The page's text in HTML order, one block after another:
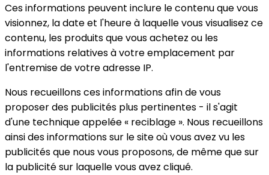
Ces informations peuvent inclure le contenu que vous
visionnez, la date et l'heure à laquelle vous visualisez ce
contenu, les produits que vous achetez ou les
informations relatives à votre emplacement par
l'entremise de votre adresse IP.
Nous recueillons ces informations afin de vous
proposer des publicités plus pertinentes - il s'agit
d'une technique appelée « reciblage ». Nous recueillons
ainsi des informations sur le site où vous avez vu les
publicités que nous vous proposons, de même que sur
la publicité sur laquelle vous avez cliqué.